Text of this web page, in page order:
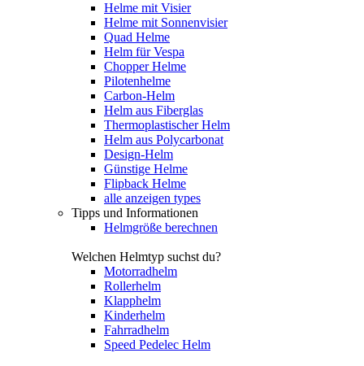
Helme mit Visier
Helme mit Sonnenvisier
Quad Helme
Helm für Vespa
Chopper Helme
Pilotenhelme
Carbon-Helm
Helm aus Fiberglas
Thermoplastischer Helm
Helm aus Polycarbonat
Design-Helm
Günstige Helme
Flipback Helme
alle anzeigen types
Tipps und Informationen
Helmgröße berechnen
Welchen Helmtyp suchst du?
Motorradhelm
Rollerhelm
Klapphelm
Kinderhelm
Fahrradhelm
Speed Pedelec Helm